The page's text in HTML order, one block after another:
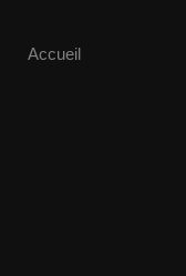
Accueil